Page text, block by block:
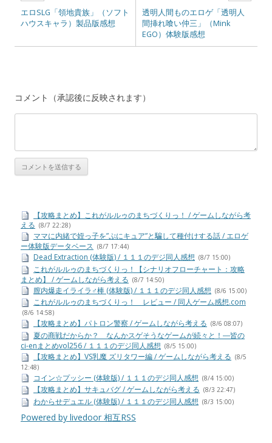
エロSLG「領地貴族」（ソフト
ハウスキャラ）製品版感想
透明人間ものエロゲ「透明人
間挿れ喰い仲三」（Mink
EGO）体験版感想
コメント（承認後に反映されます）
【攻略まとめ】これがルルゥのまちづくりっ！ / ゲームしながら考
える (8/7 22:28)
ママに内緒で姪っ子を”ぷにキュア”と騙して種付けする話 / エロゲ
ー体験版データベース (8/7 17:44)
Dead Extraction (体験版) / １１１のデジ同人感想 (8/7 15:00)
これがルルゥのまちづくりっ！【シナリオフローチャート：攻略
まとめ】 / ゲームしながら考える (8/7 14:50)
膣内爆走イライラ♂棒 (体験版) / １１１のデジ同人感想 (8/6 15:00)
これがルルゥのまちづくりっ！ レビュー / 同人ゲーム感想.com
(8/6 14:58)
【攻略まとめ】パトロン警察 / ゲームしながら考える (8/6 08:07)
夏の商戦だからか？ なんかスゲそうなゲームが続々と！―皆の
ci-enまとめvol256 / １１１のデジ同人感想 (8/5 15:00)
【攻略まとめ】VS乳魔 ズリタワー編 / ゲームしながら考える (8/5
12:48)
コイン☆プッシー (体験版) / １１１のデジ同人感想 (8/4 15:00)
【攻略まとめ】サキュバグ / ゲームしながら考える (8/3 22:47)
わからせデュエル (体験版) / １１１のデジ同人感想 (8/3 15:00)
Powered by livedoor 相互RSS